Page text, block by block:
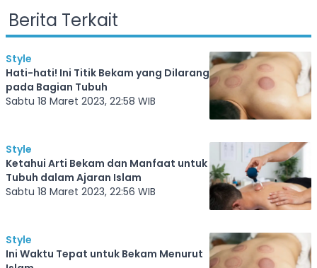
Berita Terkait
Style
Hati-hati! Ini Titik Bekam yang Dilarang
pada Bagian Tubuh
Sabtu 18 Maret 2023, 22:58 WIB
Style
Ketahui Arti Bekam dan Manfaat untuk
Tubuh dalam Ajaran Islam
Sabtu 18 Maret 2023, 22:56 WIB
Style
Ini Waktu Tepat untuk Bekam Menurut